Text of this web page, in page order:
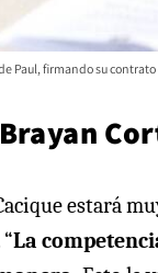
Paul, firmando su
estará
La